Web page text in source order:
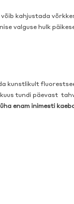
kahjustada
valguse hulk
kunstlikult
tundi päevast
enam inimesti